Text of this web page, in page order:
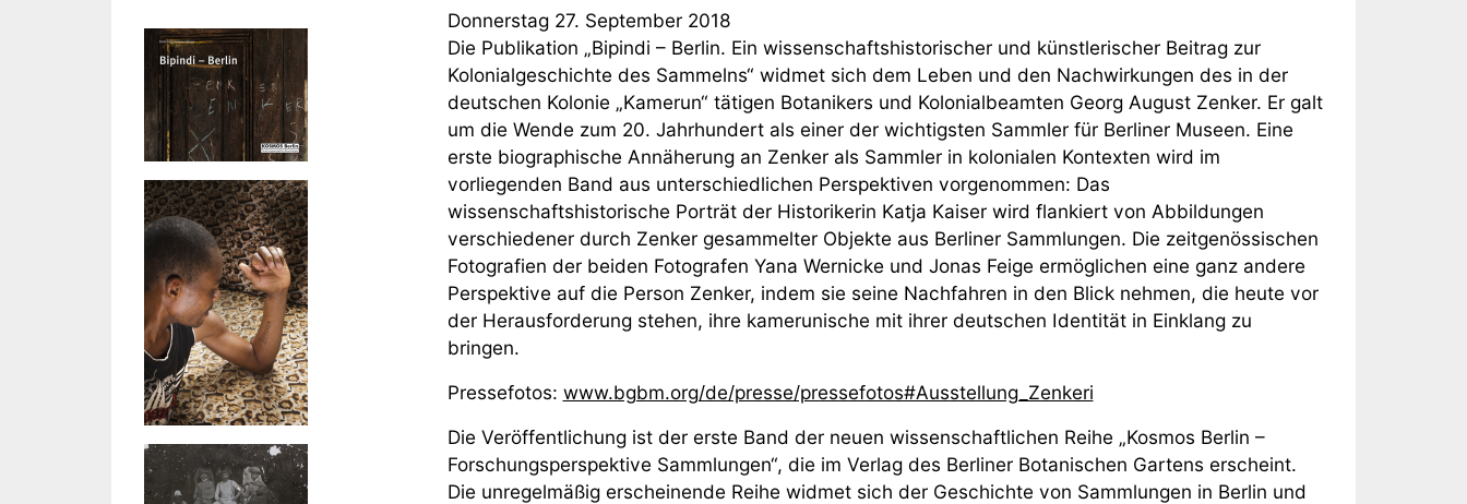
Donnerstag 27. September 2018
Die Publikation „Bipindi – Berlin. Ein wissenschaftshistorischer und künstlerischer Beitrag zur
Kolonialgeschichte des Sammelns“ widmet sich dem Leben und den Nachwirkungen des in der
deutschen Kolonie „Kamerun“ tätigen Botanikers und Kolonialbeamten Georg August Zenker. Er galt
um die Wende zum 20. Jahrhundert als einer der wichtigsten Sammler für Berliner Museen. Eine
erste biographische Annäherung an Zenker als Sammler in kolonialen Kontexten wird im
vorliegenden Band aus unterschiedlichen Perspektiven vorgenommen: Das
wissenschaftshistorische Porträt der Historikerin Katja Kaiser wird flankiert von Abbildungen
verschiedener durch Zenker gesammelter Objekte aus Berliner Sammlungen. Die zeitgenössischen
Fotografien der beiden Fotografen Yana Wernicke und Jonas Feige ermöglichen eine ganz andere
Perspektive auf die Person Zenker, indem sie seine Nachfahren in den Blick nehmen, die heute vor
der Herausforderung stehen, ihre kamerunische mit ihrer deutschen Identität in Einklang zu
bringen.
Pressefotos: www.bgbm.org/de/presse/pressefotos#Ausstellung_Zenkeri
Die Veröffentlichung ist der erste Band der neuen wissenschaftlichen Reihe „Kosmos Berlin –
Forschungsperspektive Sammlungen“, die im Verlag des Berliner Botanischen Gartens erscheint.
Die unregelmäßig erscheinende Reihe widmet sich der Geschichte von Sammlungen in Berlin und